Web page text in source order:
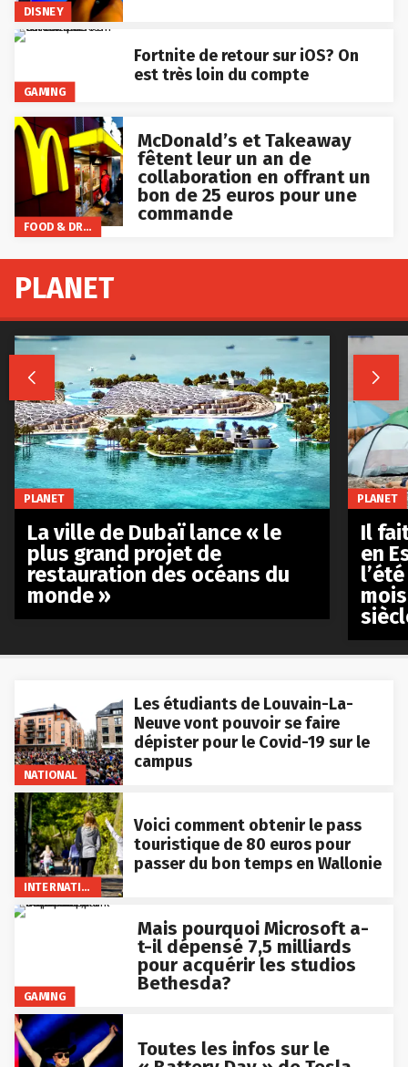
DISNEY
GAMING
Fortnite de retour sur iOS? On
est très loin du compte
FOOD & DRINKS
McDonald’s et Takeaway
fêtent leur un an de
collaboration en offrant un
bon de 25 euros pour une
commande
NATIONAL
Les étudiants de Louvain-La-
Neuve vont pouvoir se faire
dépister pour le Covid-19 sur le
campus
INTERNATIONAL
Voici comment obtenir le pass
touristique de 80 euros pour
passer du bon temps en Wallonie
GAMING
Mais pourquoi Microsoft a-
t-il dépensé 7,5 milliards
pour acquérir les studios
Bethesda?
Toutes les infos sur le
PLANET
 
PLANET
La ville de Dubaï lance « le
plus grand projet de
restauration des océans du
monde »
PLANET
Il
en